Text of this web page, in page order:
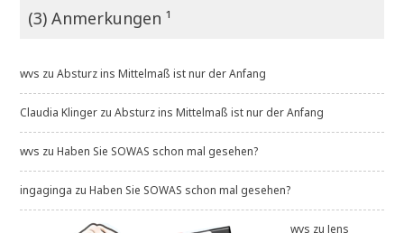
(3) Anmerkungen ¹
wvs zuAbsturz ins Mittelmaß ist nur der Anfang
Claudia Klinger zuAbsturz ins Mittelmaß ist nur der Anfang
wvs zuHaben Sie SOWAS schon mal gesehen?
ingaginga zuHaben Sie SOWAS schon mal gesehen?
wvs zuJens